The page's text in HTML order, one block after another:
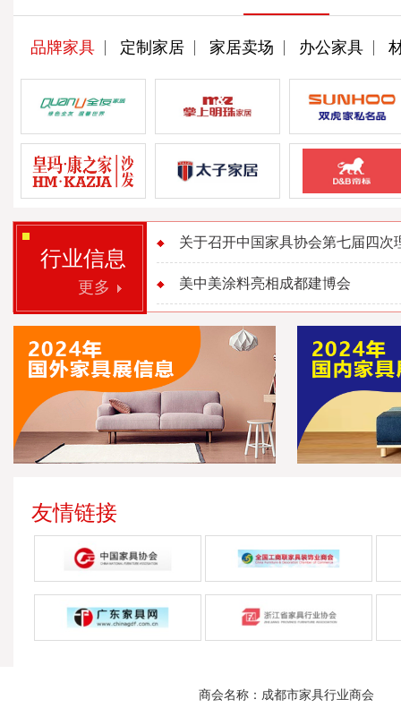
品牌家具 定制家居 家居卖场 办公家具
行业信息
更多
关于召开中国家具协会第七届四次
美中美涂料亮相成都建博会
友情链接
商会名称：成都市家具行业商会